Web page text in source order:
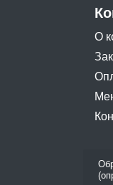
О